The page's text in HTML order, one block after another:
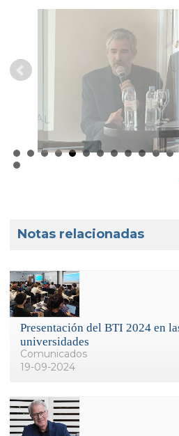
Notas relacionadas
Presentación del BTI 2024 en
universidades
Comunicados
19-09-2024